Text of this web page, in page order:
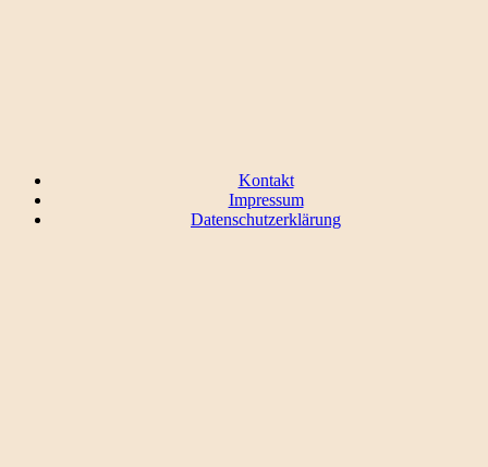
Kontakt
Impressum
Datenschutzerklärung